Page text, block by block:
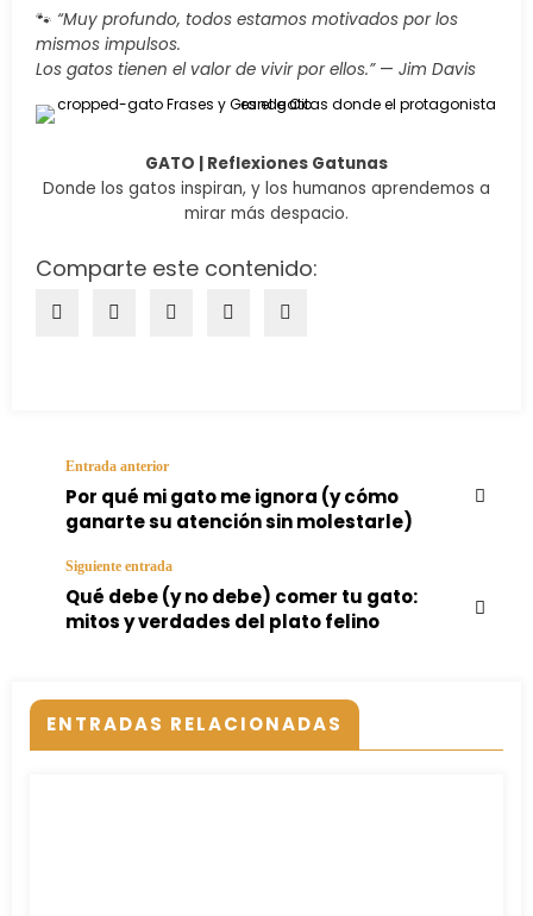
🐾 “Muy profundo, todos estamos motivados por los
mismos impulsos.
Los gatos tienen el valor de vivir por ellos.”— Jim Davis
GATO | Reflexiones Gatunas
Donde los gatos inspiran, y los humanos aprendemos a
mirar más despacio.
Comparte este contenido:
Entrada anterior
Por qué mi gato me ignora (y cómo
ganarte su atención sin molestarle)
Siguiente entrada
Qué debe (y no debe) comer tu gato:
mitos y verdades del plato felino
ENTRADAS RELACIONADAS